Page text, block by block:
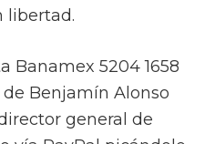
libertad.
Banamex 5204 1658
Benjamín Alonso
general de